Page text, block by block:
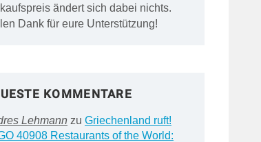
ändert sich dabei nichts.
Dank für eure Unterstützung!
KOMMENTARE
Lehmannzu Griechenland ruft!
40908 Restaurants of the World: